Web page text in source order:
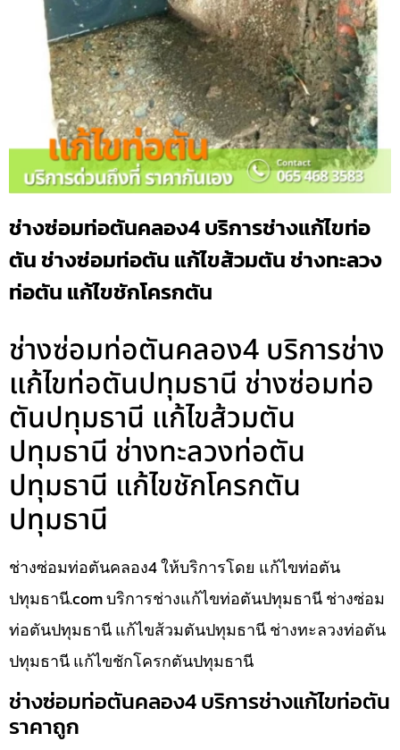
ช่างซ่อมท่อตันคลอง4 บริการช่างแก้ไขท่อ
ตัน ช่างซ่อมท่อตัน แก้ไขส้วมตัน ช่างทะลวง
ท่อตัน แก้ไขชักโครกตัน
ช่างซ่อมท่อตันคลอง4 บริการช่าง
แก้ไขท่อตันปทุมธานี ช่างซ่อมท่อ
ตันปทุมธานี แก้ไขส้วมตัน
ปทุมธานี ช่างทะลวงท่อตัน
ปทุมธานี แก้ไขชักโครกตัน
ปทุมธานี
ช่างซ่อมท่อตันคลอง4 ให้บริการโดย แก้ไขท่อตัน
ปทุมธานี.com บริการช่างแก้ไขท่อตันปทุมธานี ช่างซ่อม
ท่อตันปทุมธานี แก้ไขส้วมตันปทุมธานี ช่างทะลวงท่อตัน
ปทุมธานี แก้ไขชักโครกตันปทุมธานี
ช่างซ่อมท่อตันคลอง4 บริการช่างแก้ไขท่อตัน
ราคาถูก